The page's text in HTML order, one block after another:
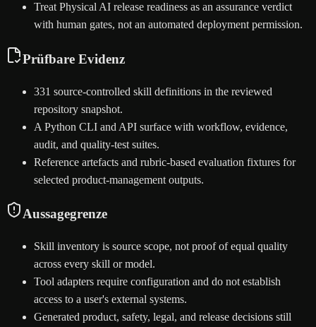
Treat Physical AI release readiness as an assurance verdict
with human gates, not an automated deployment permission.
Prüfbare Evidenz
331 source-controlled skill definitions in the reviewed
repository snapshot.
A Python CLI and API surface with workflow, evidence,
audit, and quality-test suites.
Reference artefacts and rubric-based evaluation fixtures for
selected product-management outputs.
Aussagegrenze
Skill inventory is source scope, not proof of equal quality
across every skill or model.
Tool adapters require configuration and do not establish
access to a user's external systems.
Generated product, safety, legal, and release decisions still